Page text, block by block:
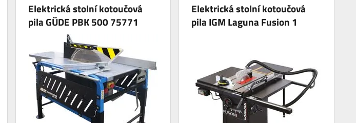
Elektrická stolní kotoučová
pila GÜDE PBK 500 75771
Elektrická stolní kotoučová
pila IGM Laguna Fusion 1